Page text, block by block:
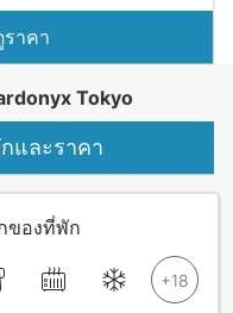
ราคา
Tokyo
และราคา
ของที่พัก